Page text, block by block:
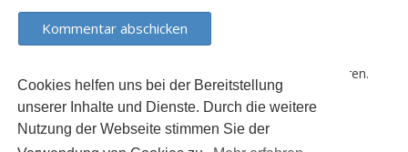
Cookies helfen uns bei der Bereitstellung
unserer Inhalte und Dienste. Durch die weitere
Nutzung der Webseite stimmen Sie der
Diese Website verwendet Akismet, um Spam zu reduzieren.
Erfahre, wie deine Kommentardaten verarbeitet werden.